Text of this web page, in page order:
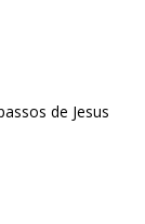
de Jesus